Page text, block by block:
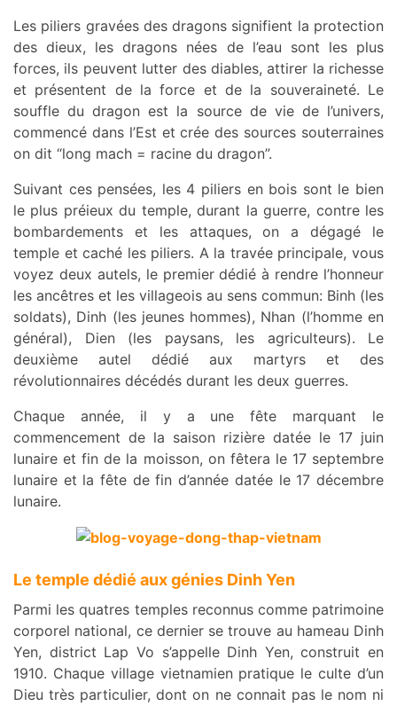
Les piliers gravées des dragons signifient la protection
des dieux, les dragons nées de l’eau sont les plus
forces, ils peuvent lutter des diables, attirer la richesse
et présentent de la force et de la souveraineté. Le
souffle du dragon est la source de vie de l’univers,
commencé dans l’Est et crée des sources souterraines
on dit “long mach = racine du dragon”.
Suivant ces pensées, les 4 piliers en bois sont le bien
le plus préieux du temple, durant la guerre, contre les
bombardements et les attaques, on a dégagé le
temple et caché les piliers. A la travée principale, vous
voyez deux autels, le premier dédié à rendre l’honneur
les ancêtres et les villageois au sens commun: Binh (les
soldats), Dinh (les jeunes hommes), Nhan (l’homme en
général), Dien (les paysans, les agriculteurs). Le
deuxième autel dédié aux martyrs et des
révolutionnaires décédés durant les deux guerres.
Chaque année, il y a une fête marquant le
commencement de la saison rizière datée le 17 juin
lunaire et fin de la moisson, on fêtera le 17 septembre
lunaire et la fête de fin d’année datée le 17 décembre
lunaire.
Le temple dédié aux génies Dinh Yen
Parmi les quatres temples reconnus comme patrimoine
corporel national, ce dernier se trouve au hameau Dinh
Yen, district Lap Vo s’appelle Dinh Yen, construit en
1910. Chaque village vietnamien pratique le culte d’un
Dieu très particulier, dont on ne connait pas le nom ni